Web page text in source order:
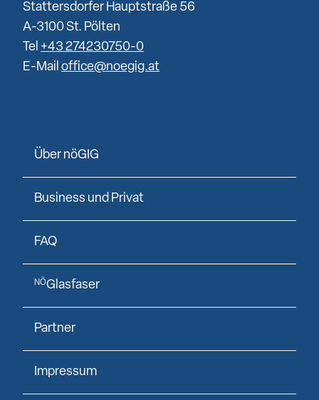
Stattersdorfer Hauptstraße 56
A-3100 St. Pölten
Tel +43 274230750-0
E-Mail office@noegig.at
Über nöGIG
Business und Privat
FAQ
NÖGlasfaser
Partner
Impressum